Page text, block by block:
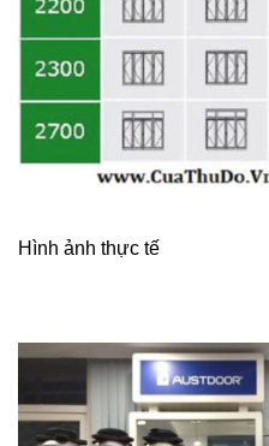
Hình ảnh thực tế